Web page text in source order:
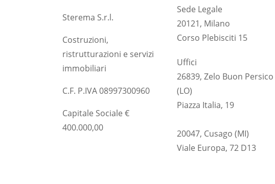
Sterema S.r.l.
Costruzioni,
ristrutturazioni e servizi
immobiliari
C.F. P.IVA 08997300960
Capitale Sociale €
400.000,00
Sede Legale
20121, Milano
Corso Plebisciti 15
Uffici
26839, Zelo Buon Persico
(LO)
Piazza Italia, 19
20047, Cusago (MI)
Viale Europa, 72 D13